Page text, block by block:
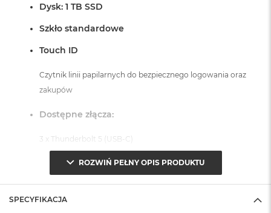
Dysk: 1 TB SSD
Szkło standardowe
Touch ID
Czytnik linii papilarnych do bezpiecznego logowania oraz
zakupów
Dostępne złącza:
3 x Thunderbolt 5 (USB-C)
1 x Port HDMI
1 x Gniazdo na kartę SDXC
1 x Gniazdo słuchawkowe 3,5 mm
ROZWIŃ PEŁNY OPIS PRODUKTU
SPECYFIKACJA